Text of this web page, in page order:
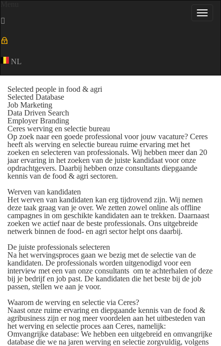
NL
Selected people in food & agri
Selected Database
Job Marketing
Data Driven Search
Employer Branding
Ceres werving en selectie bureau
Op zoek naar een goede professional voor jouw vacature? Ceres
heeft als werving en selectie bureau ruime ervaring met het
zoeken en selecteren van professionals. Wij hebben meer dan 20
jaar ervaring in het zoeken van de juiste kandidaat voor onze
opdrachtgevers. Daarbij hebben onze consultants diepgaande
kennis van de food & agri sectoren.
Werven van kandidaten
Het werven van kandidaten kan erg tijdrovend zijn. Wij nemen
deze taak graag van je over. We zetten zowel online als offline
campagnes in om geschikte kandidaten aan te trekken. Daarnaast
zoeken we actief naar de beste professionals. Ons uitgebreide
netwerk binnen de food- en agri sector helpt ons daarbij.
De juiste professionals selecteren
Na het wervingsproces gaan we bezig met de selectie van de
kandidaten. De professionals worden uitgenodigd voor een
interview met een van onze consultants om te achterhalen of deze
bij je bedrijf en job past. De kandidaten die het beste bij de job
passen, stellen we aan je voor.
Waarom de werving en selectie via Ceres?
Naast onze ruime ervaring en diepgaande kennis van de food &
agribusiness zijn er nog meer voordelen aan het uitbesteden van
het werving en selectie proces aan Ceres, namelijk:
Omvangrijke database: We hebben een uitgebreid en omvangrijke
database die we na jaren werving en selectie zorgvuldig, volgens